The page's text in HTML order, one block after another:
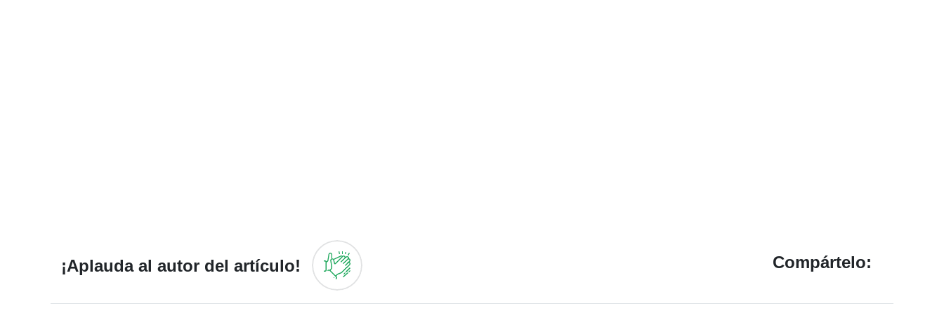
¡Aplauda al autor del artículo! Compártelo: